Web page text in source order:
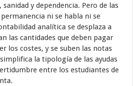
y dependencia. Pero de las
ni se habla ni se
analítica se desplaza a
las cantidades que deben pagar
los costes, y se suben las notas
la tipología de las ayudas
entre los estudiantes de